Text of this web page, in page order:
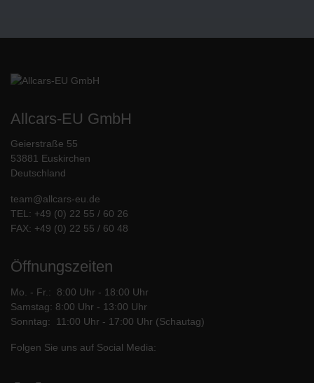
Allcars-EU GmbH
Geierstraße 55
53881 Euskirchen
Deutschland
team@allcars-eu.de
TEL: +49 (0) 22 55 / 60 26
FAX: +49 (0) 22 55 / 60 48
Öffnungszeiten
Mo. - Fr.: 8:00 Uhr - 18:00 Uhr
Samstag: 8:00 Uhr - 13:00 Uhr
Sonntag: 11:00 Uhr - 17:00 Uhr (Schautag)
Folgen Sie uns auf Social Media: